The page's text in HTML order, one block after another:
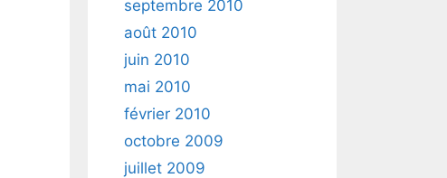
septembre 2010
août 2010
juin 2010
mai 2010
février 2010
octobre 2009
juillet 2009